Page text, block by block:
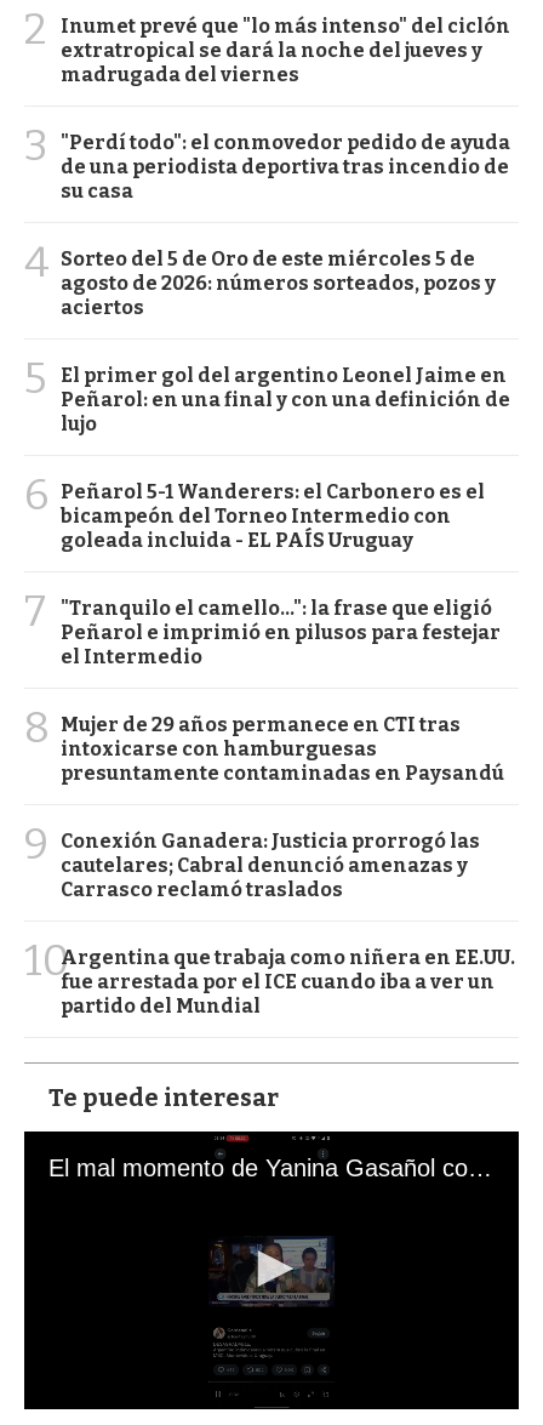
2
Inumet prevé que "lo más intenso" del ciclón
extratropical se dará la noche del jueves y
madrugada del viernes
3
"Perdí todo": el conmovedor pedido de ayuda
de una periodista deportiva tras incendio de
su casa
4 Sorteo del 5 de Oro de este miércoles 5 de
agosto de 2026: números sorteados, pozos y
aciertos
5
El primer gol del argentino Leonel Jaime en
Peñarol: en una final y con una definición de
lujo
6
Peñarol 5-1 Wanderers: el Carbonero es el
bicampeón del Torneo Intermedio con
goleada incluida - EL PAÍS Uruguay
7
"Tranquilo el camello...": la frase que eligió
Peñarol e imprimió en pilusos para festejar
el Intermedio
8
Mujer de 29 años permanece en CTI tras
intoxicarse con hamburguesas
presuntamente contaminadas en Paysandú
9
Conexión Ganadera: Justicia prorrogó las
cautelares; Cabral denunció amenazas y
Carrasco reclamó traslados
10Argentina que trabaja como niñera en EE.UU.
fue arrestada por el ICE cuando iba a ver un
partido del Mundial
Te puede interesar
El mal momento de Yanina Gasañol con un hincha argentino en "Subrayado"